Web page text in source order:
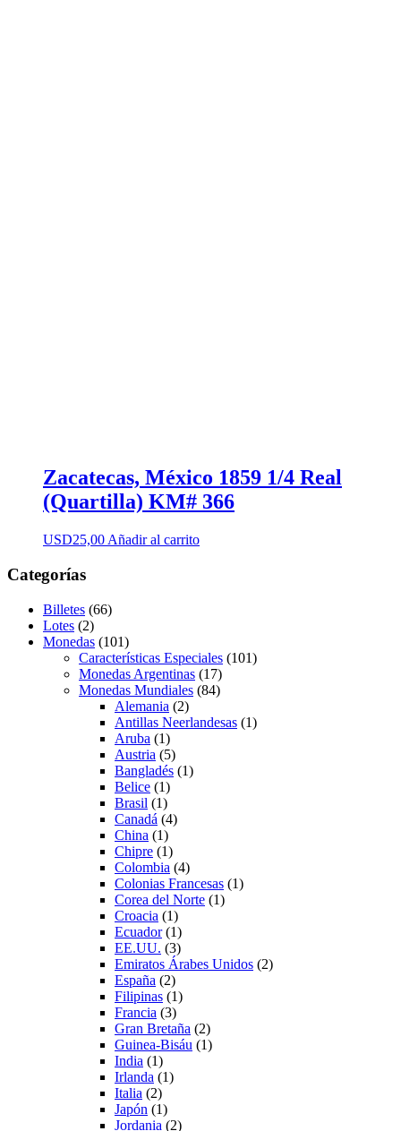
Zacatecas, México 1859 1/4 Real
(Quartilla) KM# 366
USD25,00 Añadir al carrito
Categorías
Billetes (66)
Lotes (2)
Monedas (101)
Características Especiales (101)
Monedas Argentinas (17)
Monedas Mundiales (84)
Alemania (2)
Antillas Neerlandesas (1)
Aruba (1)
Austria (5)
Bangladés (1)
Belice (1)
Brasil (1)
Canadá (4)
China (1)
Chipre (1)
Colombia (4)
Colonias Francesas (1)
Corea del Norte (1)
Croacia (1)
Ecuador (1)
EE.UU. (3)
Emiratos Árabes Unidos (2)
España (2)
Filipinas (1)
Francia (3)
Gran Bretaña (2)
Guinea-Bisáu (1)
India (1)
Irlanda (1)
Italia (2)
Japón (1)
Jordania (2)